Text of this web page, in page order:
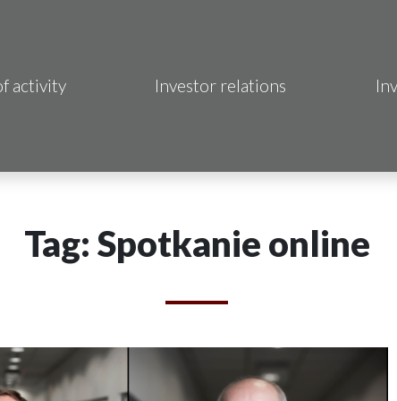
activity
Sp. z o.o.
S.A.
Investor relations
Tag: Spotkanie online